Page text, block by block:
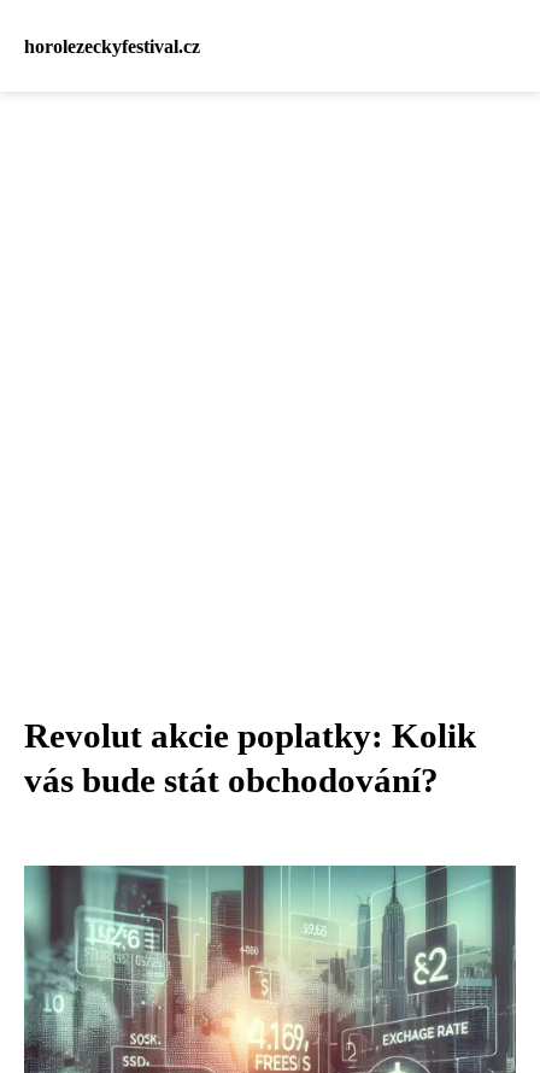
horolezeckyfestival.cz
Revolut akcie poplatky: Kolik
vás bude stát obchodování?